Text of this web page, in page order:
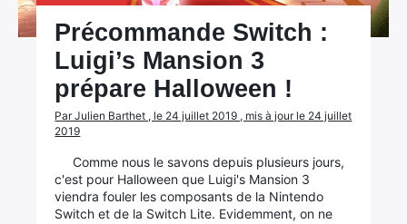
Précommande Switch :
Luigi’s Mansion 3
prépare Halloween !
Par Julien Barthet , le 24 juillet 2019 , mis à jour le 24 juillet
2019
Comme nous le savons depuis plusieurs jours,
c'est pour Halloween que Luigi's Mansion 3
viendra fouler les composants de la Nintendo
Switch et de la Switch Lite. Evidemment, on ne